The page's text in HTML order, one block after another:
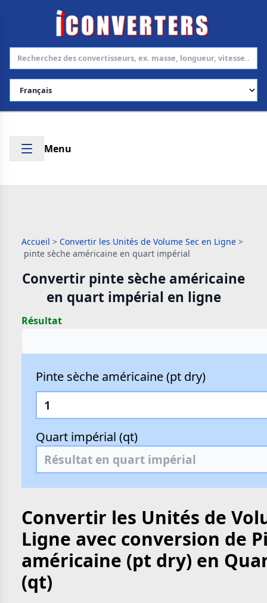
Choisir la langue
Menu
Accueil > Convertir les Unités de Volume Sec en Ligne >
pinte sèche américaine en quart impérial
Convertir pinte sèche américaine
en quart impérial en ligne
Résultat
Pinte sèche américaine (pt dry)
Quart impérial (qt)
Convertir les Unités de
Ligne avec conversion de
américaine (pt dry) en
(qt)